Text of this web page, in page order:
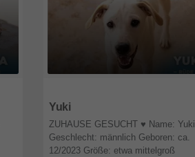
Yuki
ZUHAUSE GESUCHT ♥️ Name: Yuki
Geschlecht: männlich Geboren: ca.
12/2023 Größe: etwa mittelgroß